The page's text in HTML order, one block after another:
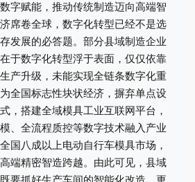
字赋能，推动传统制造迈向高端智
席卷全球，数字化转型已经不是选
发展的必答题。部分县域制造企业
于数字化转型浮于表面，仅仅依靠
产升级，未能实现全链条数字化重
全国标志性块状经济，摒弃单点设
，搭建全域模具工业互联网平台，
、全流程质控等数字技术融入产业
国八成以上电动自行车模具市场，
端精密智造跨越。由此可见，县域